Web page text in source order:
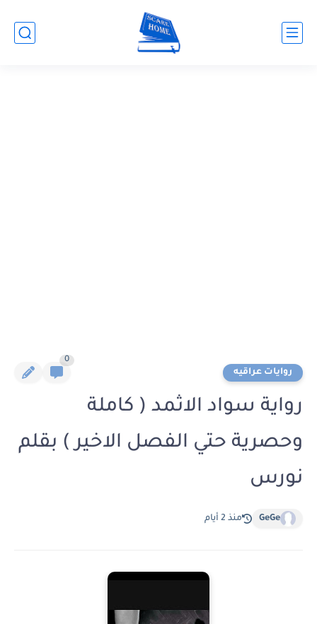
روايات عراقيه
0
رواية سواد الاثمد ( كاملة
وحصرية حتي الفصل الاخير ) بقلم
نورس
GeGe منذ 2 أيام